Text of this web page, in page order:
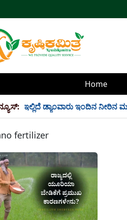
Home
ಇಲ್ಲಿದೆ ಡ್ಯಾಂವಾರು ಇಂದಿನ ನೀರಿನ ಮಟ್ಟ!
fertilizer